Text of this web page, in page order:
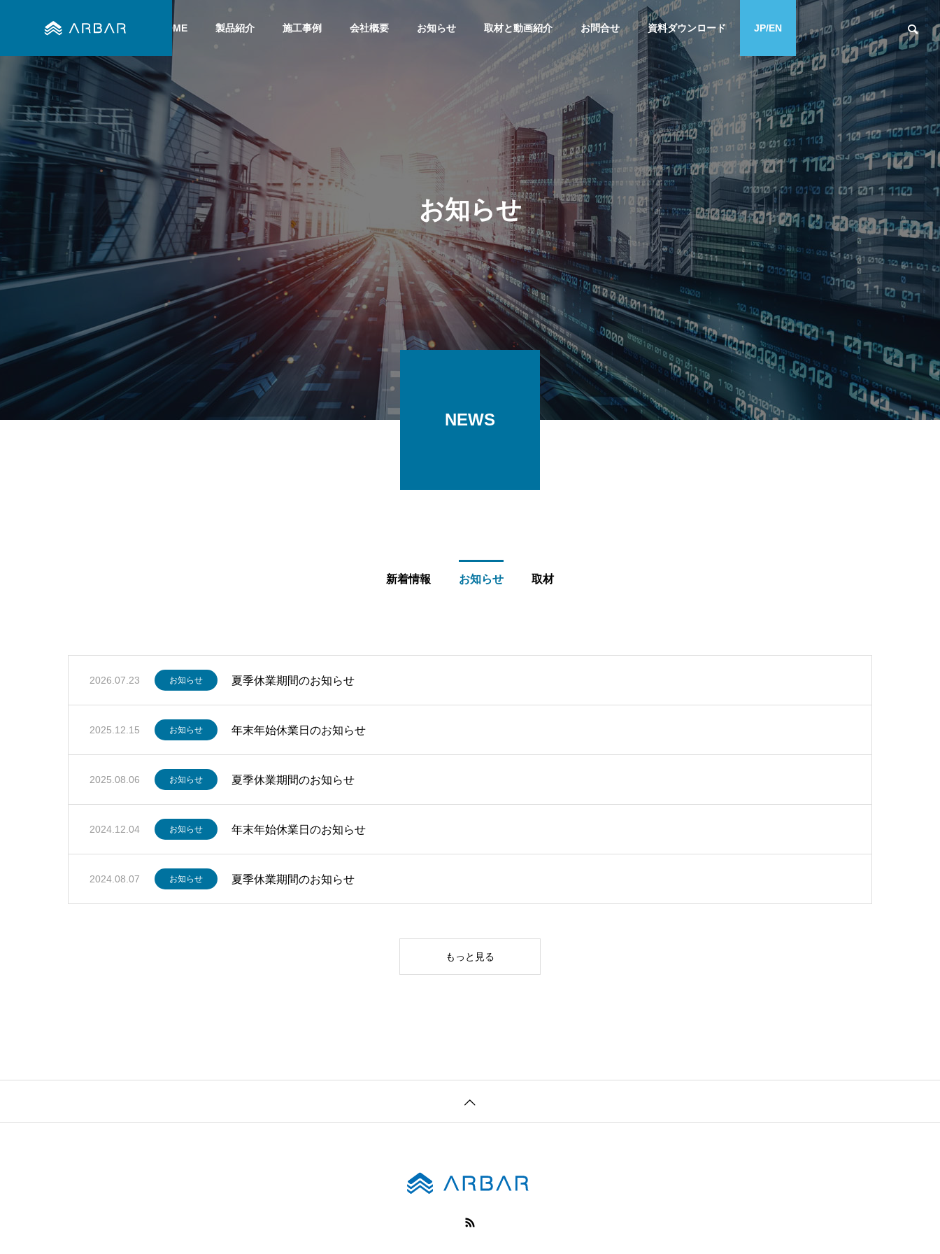
HOME 製品紹介 施工事例 会社概要 お知らせ 取材と動画紹介 お問合せ 資料ダウンロード JP/EN
お知らせ
NEWS
新着情報 お知らせ 取材
2026.07.23 お知らせ 夏季休業期間のお知らせ
2025.12.15 お知らせ 年末年始休業日のお知らせ
2025.08.06 お知らせ 夏季休業期間のお知らせ
2024.12.04 お知らせ 年末年始休業日のお知らせ
2024.08.07 お知らせ 夏季休業期間のお知らせ
もっと見る